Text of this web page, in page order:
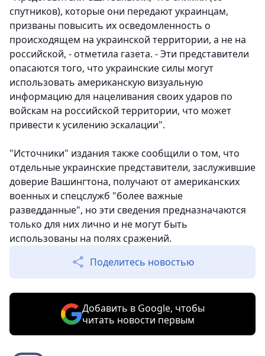
спутников), которые они передают украинцам,
призваны повысить их осведомленность о
происходящем на украинской территории, а не на
российской, - отметила газета. - Эти представители
опасаются того, что украинские силы могут
использовать американскую визуальную
информацию для нацеливания своих ударов по
войскам на российской территории, что может
привести к усилению эскалации".
"Источники" издания также сообщили о том, что
отдельные украинские представители, заслужившие
доверие Вашингтона, получают от американских
военных и спецслужб "более важные
разведданные", но эти сведения предназначаются
только для них лично и не могут быть
использованы на полях сражений.
Поделитесь новостью
Добавить в Google, чтобы
читать новости первым